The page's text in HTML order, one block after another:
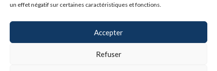
un effet négatif sur certaines caractéristiques et fonctions.
Accepter
Refuser